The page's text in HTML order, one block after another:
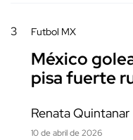
3 Futbol MX
México
pisa fuerte
Renata Quintanar
10 de abril de 2026